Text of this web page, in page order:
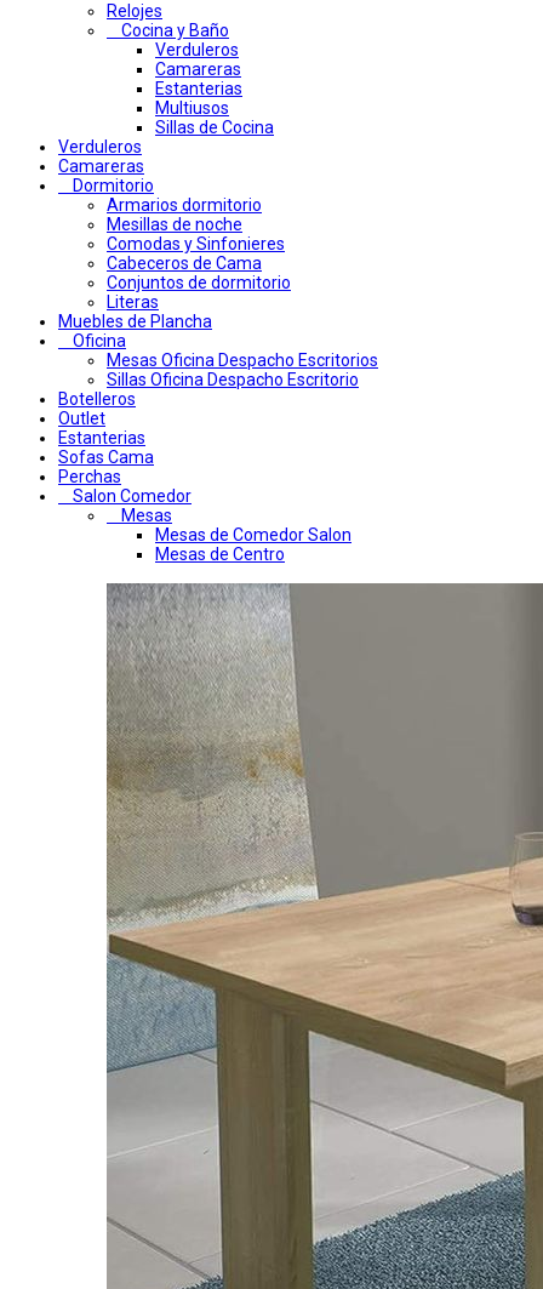
Relojes
Cocina y Baño
Verduleros
Camareras
Estanterias
Multiusos
Sillas de Cocina
Verduleros
Camareras
Dormitorio
Armarios dormitorio
Mesillas de noche
Comodas y Sinfonieres
Cabeceros de Cama
Conjuntos de dormitorio
Literas
Muebles de Plancha
Oficina
Mesas Oficina Despacho Escritorios
Sillas Oficina Despacho Escritorio
Botelleros
Outlet
Estanterias
Sofas Cama
Perchas
Salon Comedor
Mesas
Mesas de Comedor Salon
Mesas de Centro